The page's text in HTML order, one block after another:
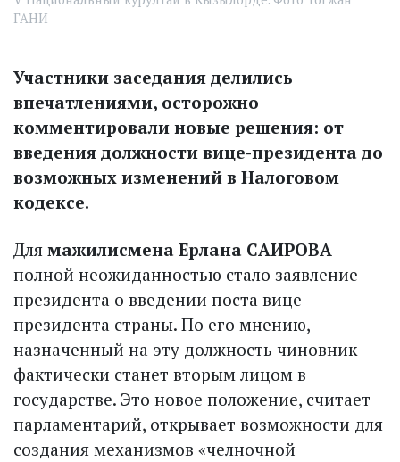
ГАНИ
Участники заседания делились
впечатлениями, осторожно
комментировали новые решения: от
введения должности вице-президента до
возможных изменений в Налоговом
кодексе.
Для мажилисмена Ерлана САИРОВА
полной неожиданностью стало заявление
президента о введении поста вице-
президента страны. По его мнению,
назначенный на эту должность чиновник
фактически станет вторым лицом в
государстве. Это новое положение, считает
парламентарий, открывает возможности для
создания механизмов «челночной